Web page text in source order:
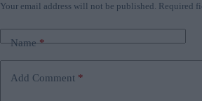
Your email address will not be published. Required
Name*
Add Comment *